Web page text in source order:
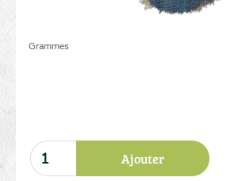
Grammes
Ajouter